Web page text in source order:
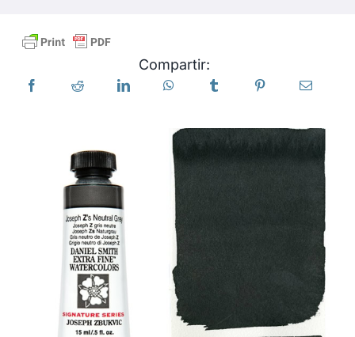
Productos
Eventos
Encuentra un minorista
Contáctanos
Compartir: